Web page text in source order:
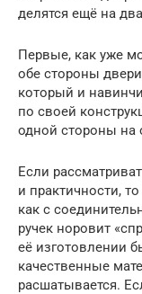
делятся ещё на
Первые, как уже
обе стороны
который и
по своей
одной стороны
Если
и практичности,
как с
ручек норовит
её изготовлении
качественные
расшатывается.